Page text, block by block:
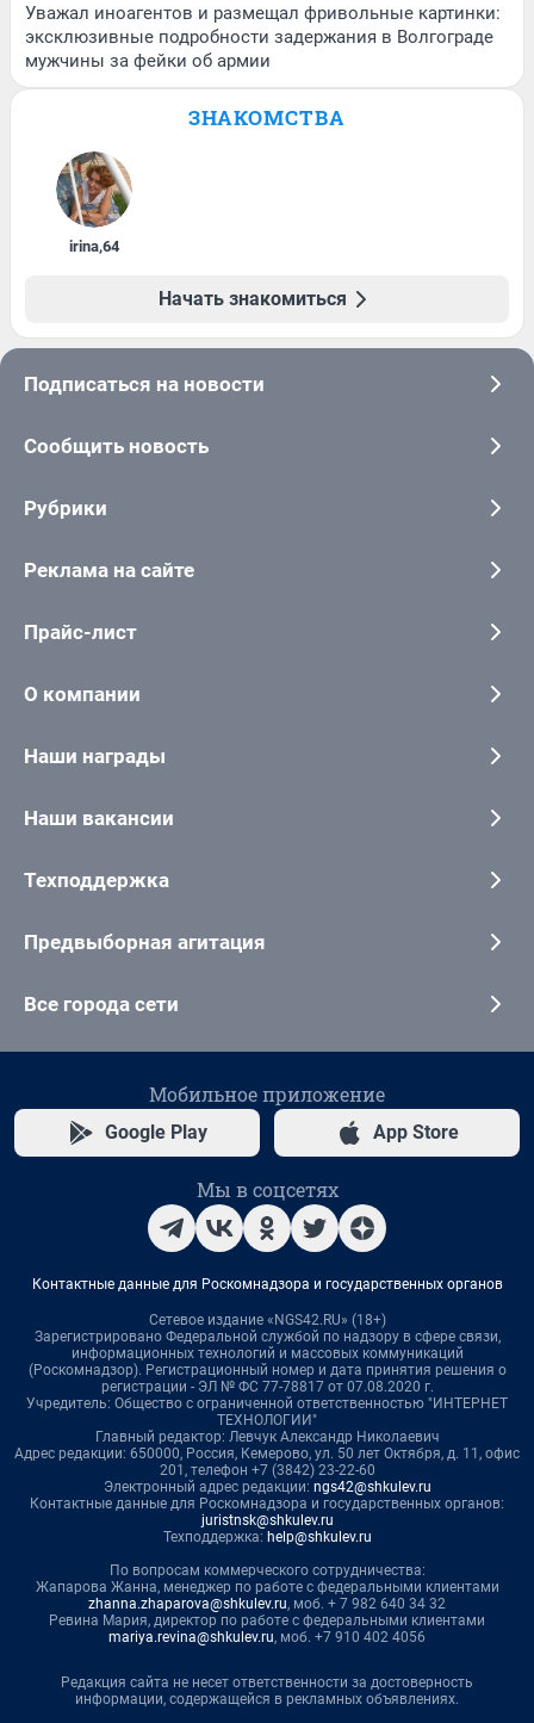
Уважал иноагентов и размещал фривольные картинки:
эксклюзивные подробности задержания в Волгограде
мужчины за фейки об армии
ЗНАКОМСТВА
irina,64
Начать знакомиться
Подписаться на новости
Сообщить новость
Рубрики
Реклама на сайте
Прайс-лист
О компании
Наши награды
Наши вакансии
Техподдержка
Предвыборная агитация
Все города сети
Мобильное приложение
Google Play App Store
Мы в соцсетях
Контактные данные для Роскомнадзора и государственных органов
Сетевое издание «NGS42.RU» (18+)
Зарегистрировано Федеральной службой по надзору в сфере связи,
информационных технологий и массовых коммуникаций
(Роскомнадзор). Регистрационный номер и дата принятия решения о
регистрации - ЭЛ № ФС 77-78817 от 07.08.2020 г.
Учредитель: Общество с ограниченной ответственностью "ИНТЕРНЕТ
ТЕХНОЛОГИИ"
Главный редактор: Левчук Александр Николаевич
Адрес редакции: 650000, Россия, Кемерово, ул. 50 лет Октября, д. 11, офис
201, телефон +7 (3842) 23-22-60
Электронный адрес редакции: ngs42@shkulev.ru
Контактные данные для Роскомнадзора и государственных органов:
juristnsk@shkulev.ru
Техподдержка: help@shkulev.ru
По вопросам коммерческого сотрудничества:
Жапарова Жанна, менеджер по работе с федеральными клиентами
zhanna.zhaparova@shkulev.ru, моб. + 7 982 640 34 32
Ревина Мария, директор по работе с федеральными клиентами
mariya.revina@shkulev.ru, моб. +7 910 402 4056
Редакция сайта не несет ответственности за достоверность
информации, содержащейся в рекламных объявлениях.